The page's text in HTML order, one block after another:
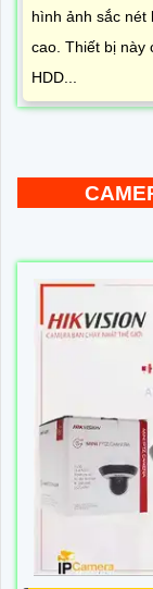
hình ảnh sắc nét
cao. Thiết bị này
HDD...